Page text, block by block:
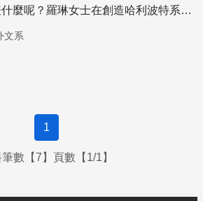
麼呢？羅琳女士在創造哈利波特系列
文系
1
數【7】頁數【1/1】